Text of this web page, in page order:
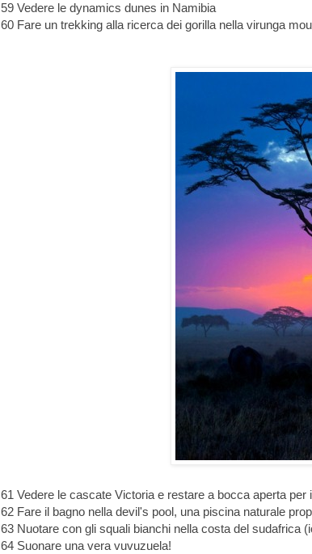
59 Vedere le dynamics dunes in Namibia
60 Fare un trekking alla ricerca dei gorilla nella virunga
61 Vedere le cascate Victoria e restare a bocca aperta per
62 Fare il bagno nella devil's pool, una piscina naturale
63 Nuotare con gli squali bianchi nella costa del sudafrica
64 Suonare una vera vuvuzuela!